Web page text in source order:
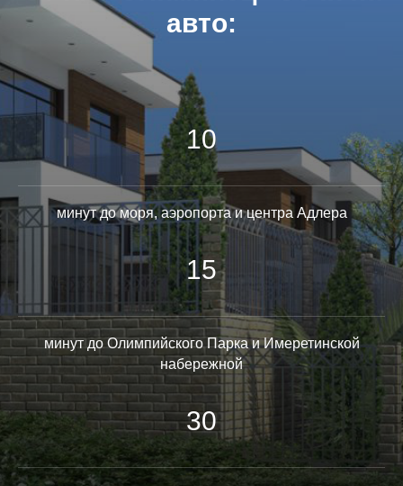
авто:
10
минут до моря, аэропорта и центра Адлера
15
минут до Олимпийского Парка и Имеретинской
набережной
30